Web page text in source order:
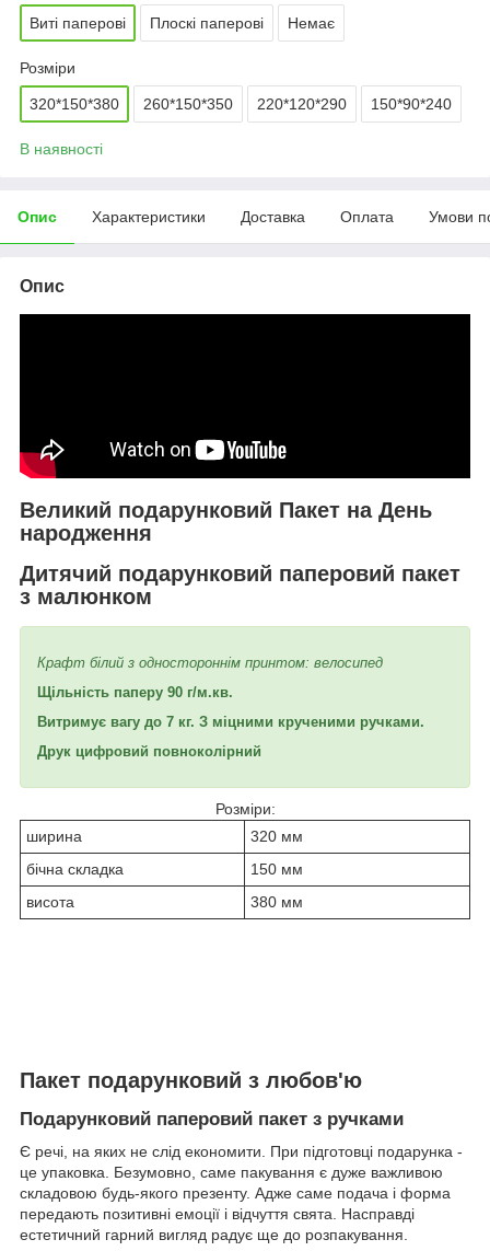
Виті паперові Плоскі паперові Немає
Розміри
320*150*380 260*150*350 220*120*290 150*90*240
В наявності
Опис Характеристики Доставка Оплата Умови
Опис
Великий подарунковий Пакет на День
народження
Дитячий подарунковий паперовий пакет
з малюнком
Крафт білий з одностороннім принтом: велосипед
Щільність паперу 90 г/м.кв.
Витримує вагу до 7 кг. З міцними крученими ручками.
Друк цифровий повноколірний
Розміри:
ширина
320 мм
бічна складка
150 мм
висота
380 мм
Пакет подарунковий з любов'ю
Подарунковий паперовий пакет з ручками
Є речі, на яких не слід економити. При підготовці подарунка -
це упаковка. Безумовно, саме пакування є дуже важливою
складовою будь-якого презенту. Адже саме подача і форма
передають позитивні емоції і відчуття свята. Насправді
естетичний гарний вигляд радує ще до розпакування.